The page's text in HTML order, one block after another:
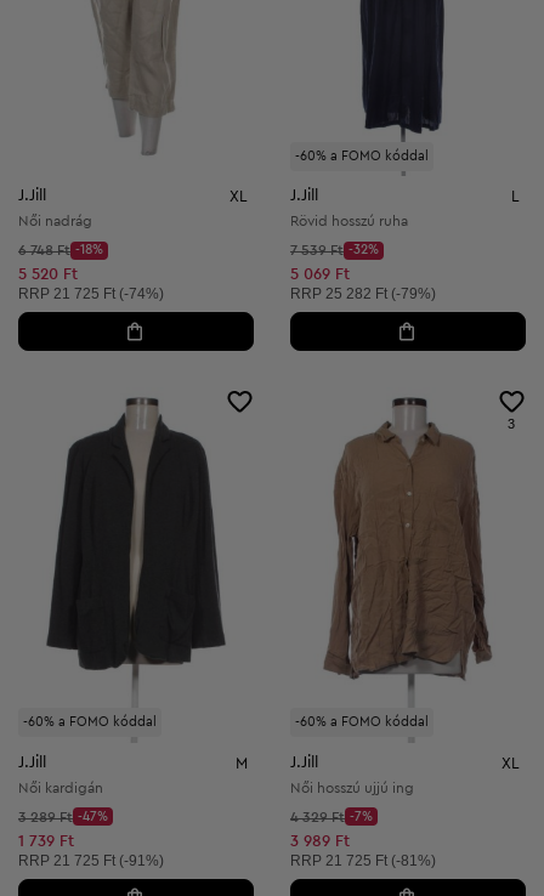
J.Jill XL
Női nadrág
Kezdő ár:
6 748 Ft
Discount Price:
-18%
Csökkentett ár:
5 520 Ft
Ajánlott ár:
RRP 21 725 Ft (-74%)
-60% a FOMO kóddal
J.Jill
Rövid hosszú ruha
Kezdő ár:
7 539 Ft
Discount Price:
-32%
Csökkentett ár:
5 069 Ft
Ajánlott ár:
RRP 25 282 Ft (-79%)
-60% a FOMO kóddal
J.Jill M
Női kardigán
Kezdő ár:
3 289 Ft
Discount Price:
-47%
Csökkentett ár:
1 739 Ft
Ajánlott ár:
RRP 21 725 Ft (-91%)
-60% a FOMO kóddal
3
J.Jill XL
Női hosszú ujjú ing
Kezdő ár:
4 329 Ft
Discount Price:
-7%
Csökkentett ár:
3 989 Ft
Ajánlott ár:
RRP 21 725 Ft (-81%)